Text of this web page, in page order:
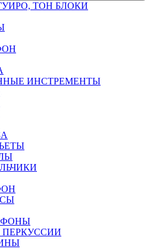
ТОН БЛОКИ
ИНСТРЕМЕНТЫ